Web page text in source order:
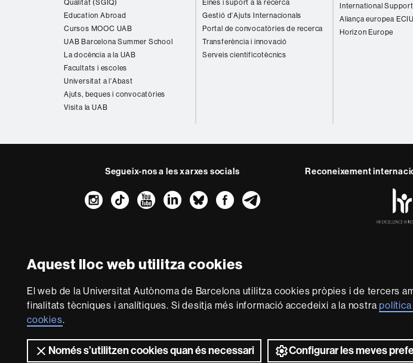
Aquest lloc web utilitza cookies
El web de la Universitat Autònoma de Barcelona utilitza cookies pròpies i de tercers
finalitats tècniques i analítiques. Si desitja més informació accedeixi a la nostrapolítica
cookies.
Només s’utilitzen cookies quan és necessari Configurar les meves
Qualitat (SGIQ)
Education Abroad
Cursos MOOC UAB
UAB Barcelona Summer School
La docència a la UAB
Facultats i escoles
Universitat a l'Abast
Ajuts, beques i convocatòries
Visita la UAB
Eines i suport a la recerca
Gestió d'Ajuts Internacionals
Portal de convocatòries de recerca
Transferència i innovació
Serveis cientificotècnics
International
Aliança europea ECIU
Horizon Europe
Segueix-nos a les xarxes socials
Instagram
TikTokYouTube
LinkedIn
BlueskyFacebook
Telegram
Reconeixement
web
Avís legal
Som una universitat capdavantera que imparteix una
multidisciplinària i flexible, ajustada a les necessitats
del coneixement. La UAB és reconeguda
2026 Universitat